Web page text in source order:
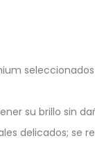
su brillo sin
delicados; se